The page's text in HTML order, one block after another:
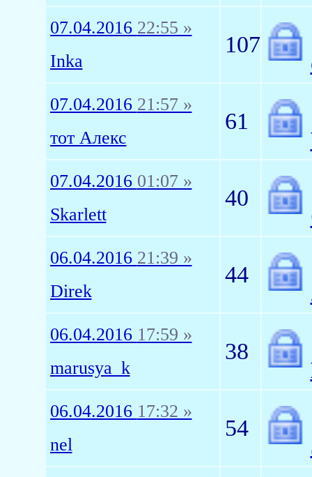
07.04.2016 22:55 »
Inka
107
07.04.2016 21:57 »
тот Алекс
61
07.04.2016 01:07 »
Skarlett
40
06.04.2016 21:39 »
Direk
44
06.04.2016 17:59 »
marusya_k
38
06.04.2016 17:32 »
nel
54